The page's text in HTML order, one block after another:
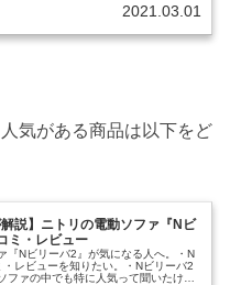
2021.03.01
気がある商品は以下をど
解説】ニトリの電動ソファ『Nビ
ミ・レビュー
『Nビリーバ2』が気になる人へ。・N
・レビューを知りたい。・Nビリーバ2
ファの中でも特に人気って聞いたけ